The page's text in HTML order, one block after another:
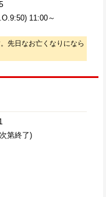
11:00～
先日なお亡くなりになら
第終了)